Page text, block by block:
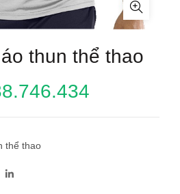
thun thể thao
thể thao